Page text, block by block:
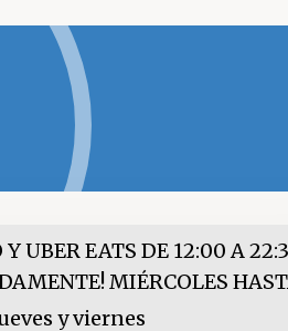
Y UBER EATS DE 12:00 A
MIÉRCOLES
y viernes